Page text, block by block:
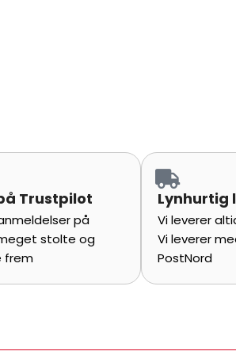
Trustpilot
på
stolte og
frem
Lynhurtig
Vi leverer
Vi leverer
PostNord